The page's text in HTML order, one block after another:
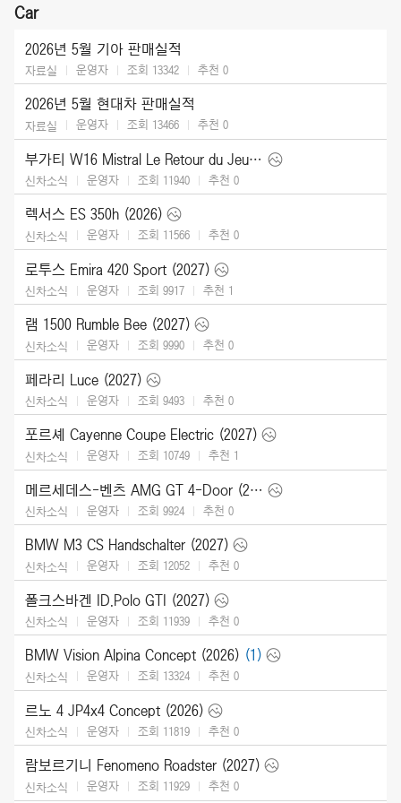
Car
2026년 5월 기아 판매실적
자료실 운영자 조회 13342 추천 0
2026년 5월 현대차 판매실적
자료실 운영자 조회 13466 추천 0
부가티 W16 Mistral Le Retour du Jeune Prince (2026)
신차소식 운영자 조회 11940 추천 0
렉서스 ES 350h (2026)
신차소식 운영자 조회 11566 추천 0
로투스 Emira 420 Sport (2027)
신차소식 운영자 조회 9917 추천 1
램 1500 Rumble Bee (2027)
신차소식 운영자 조회 9990 추천 0
페라리 Luce (2027)
신차소식 운영자 조회 9493 추천 0
포르셰 Cayenne Coupe Electric (2027)
신차소식 운영자 조회 10749 추천 1
메르세데스-벤츠 AMG GT 4-Door (2027)
신차소식 운영자 조회 9924 추천 0
BMW M3 CS Handschalter (2027)
신차소식 운영자 조회 12052 추천 0
폴크스바겐 ID.Polo GTI (2027)
신차소식 운영자 조회 11939 추천 0
BMW Vision Alpina Concept (2026) (1)
신차소식 운영자 조회 13324 추천 0
르노 4 JP4x4 Concept (2026)
신차소식 운영자 조회 11819 추천 0
람보르기니 Fenomeno Roadster (2027)
신차소식 운영자 조회 11929 추천 0